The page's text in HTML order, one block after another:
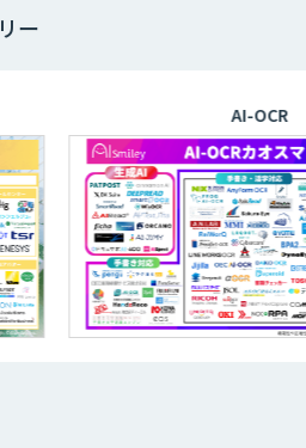
AI受託開発
・省電力を両立した小型AIゲート
「ARTiGO A5000」
ー
AI-OCR